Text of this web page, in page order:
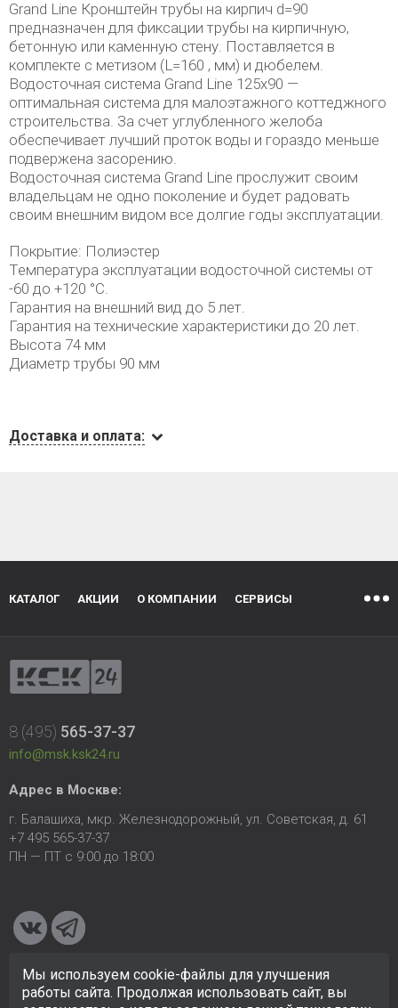
Grand Line Кронштейн трубы на кирпич d=90
предназначен для фиксации трубы на кирпичную,
бетонную или каменную стену. Поставляется в
комплекте с метизом (L=160 , мм) и дюбелем.
Водосточная система Grand Line 125х90 —
оптимальная система для малоэтажного коттеджного
строительства. За счет углубленного желоба
обеспечивает лучший проток воды и гораздо меньше
подвержена засорению.
Водосточная система Grand Line прослужит своим
владельцам не одно поколение и будет радовать
своим внешним видом все долгие годы эксплуатации.
Покрытие: Полиэстер
Температура эксплуатации водосточной системы от
-60 до +120 °C.
Гарантия на внешний вид до 5 лет.
Гарантия на технические характеристики до 20 лет.
Высота 74 мм
Диаметр трубы 90 мм
Доставка и оплата:
КАТАЛОГ АКЦИИ О КОМПАНИИ СЕРВИСЫ
8 (495) 565-37-37
info@msk.ksk24.ru
Адрес в Москве:
г. Балашиха, мкр. Железнодорожный, ул. Советская, д. 61
+7 495 565-37-37
ПН — ПТ с 9:00 до 18:00
© 2005-2026 ООО «КСК». Сайтhttps://msk.ksk24.ruсоздан
исключительно в информационных целях и любая информация
Мы используем cookie-файлы для улучшения
работы сайта. Продолжая использовать сайт, вы